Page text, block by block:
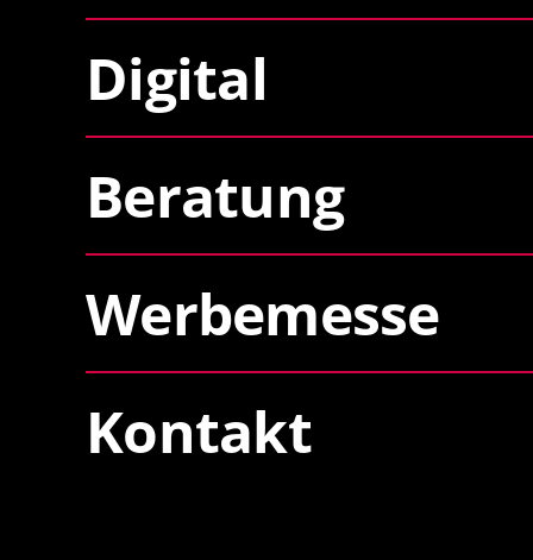
Digital
Beratung
Werbemesse
Kontakt